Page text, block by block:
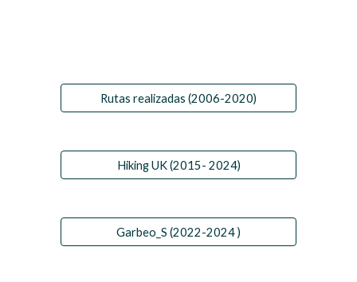
Rutas realizadas (2006-2020)
Hiking UK (2015- 2024)
Garbeo_S (2022-2024 )